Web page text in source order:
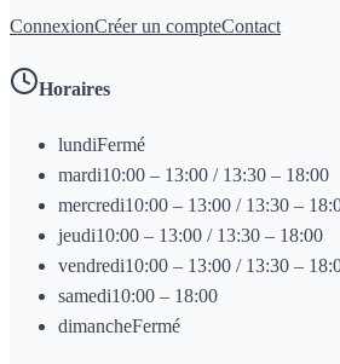
ConnexionCréer un compteContact
Horaires
lundiFermé
mardi10:00 – 13:00 / 13:30 – 18:00
mercredi10:00 – 13:00 / 13:30 –
jeudi10:00 – 13:00 / 13:30 – 18:00
vendredi10:00 – 13:00 / 13:30 –
samedi10:00 – 18:00
dimancheFermé